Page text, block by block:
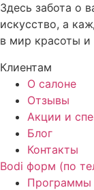
Здесь забота о
искусство, а
в мир красоты и
Клиентам
О салоне
Отзывы
Акции и
Блог
Контакты
Bodi форм (по
Программы